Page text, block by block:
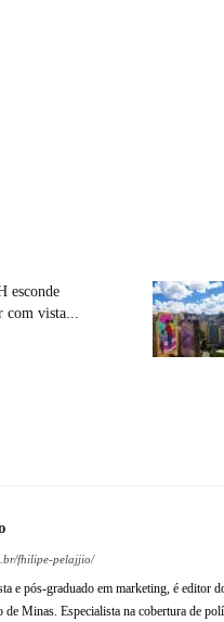
esconde
com vista...
fhilipe-pelajjio/
e pós-graduado em marketing, é editor
de Minas. Especialista na cobertura de